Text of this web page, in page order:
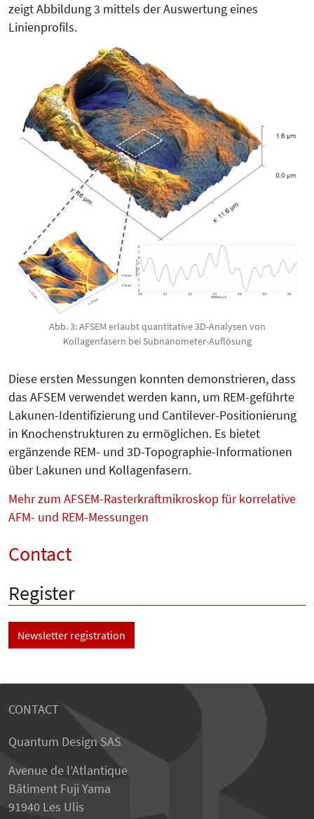
zeigt Abbildung 3 mittels der Auswertung eines
Linienprofils.
Abb. 3: AFSEM erlaubt quantitative 3D-Analysen von
Kollagenfasern bei Subnanometer-Auflösung
Diese ersten Messungen konnten demonstrieren, dass
das AFSEM verwendet werden kann, um REM-ge­führte
Lakunen-Identifizierung und Can­tilever-Positionierung
in Kno­chen­struk­turen zu ermöglichen. Es bietet
ergänzende REM- und 3D-Topographie-Informationen
über Laku­nen und Kol­lagenfasern.
Mehr zum AFSEM-Rasterkraftmikroskop für korrelative
AFM- und REM-Messungen
Contact
Register
Newsletter registration
CONTACT
Quantum Design SAS
Avenue de l’Atlantique
Bâtiment Fuji Yama
91940 Les Ulis